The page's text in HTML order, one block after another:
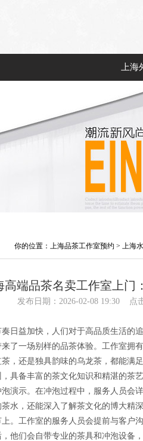
上
你的位置： 上海品茶工作室预约 > 上海
高端品茶名卖工作室上门
发布日期：2026-02-08 19:30 点
日益加快，人们对于高品质生活的
了一场别样的品茶体验。工作室拥
，还是独具韵味的乌龙茶，都能满
具备丰富的茶文化知识和精湛的茶
演示。在冲泡过程中，服务人员会
水，还能深入了解茶文化的博大精深
。工作室的服务人员会提前与客户
他们会自带专业的茶具和冲泡设备